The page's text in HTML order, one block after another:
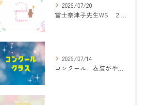
2026/07/20
富士奈津子先生WS ２回目
2026/07/14
コンクール 衣装がやって来た！